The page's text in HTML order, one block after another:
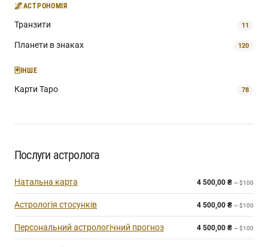
🌌АСТРОНОМІЯ
Транзити 11
Планети в знаках 120
🃏ІНШЕ
Карти Таро 78
Послуги астролога
Натальна карта 4 500,00 ₴ ~ $100
Астрологія стосунків 4 500,00 ₴ ~ $100
Персональний астрологічний прогноз 4 500,00 ₴ ~ $100